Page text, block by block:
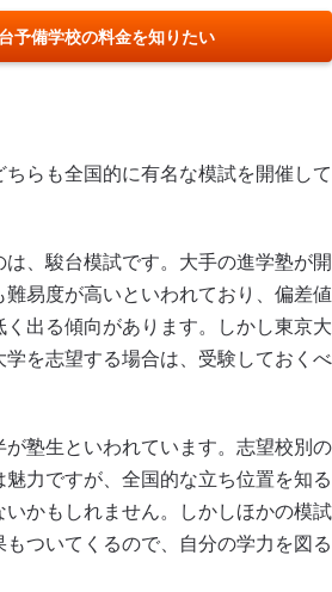
予備学校の料金を知りたい
らも全国的に有名な模試を開催して
、駿台模試です。大手の進学塾が開
易度が高いといわれており、偏差値
出る傾向があります。しかし東京大
を志望する場合は、受験しておくべ
塾生といわれています。志望校別の
力ですが、全国的な立ち位置を知る
かもしれません。しかしほかの模試
ついてくるので、自分の学力を図る